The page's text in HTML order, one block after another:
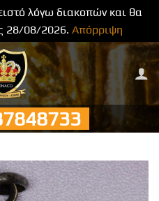
λόγω διακοπών και θα
28/08/2026. Απόρριψη